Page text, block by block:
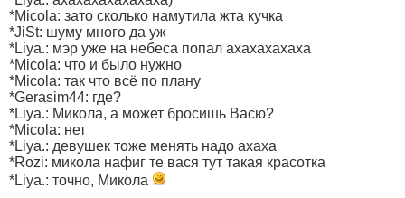
*Micola: зато сколько намутила жта кучка
*JiSt: шуму много да уж
*Liya.: мэр уже на небеса попал ахахахахаха
*Micola: что и было нужно
*Micola: так что всё по плану
*Gerasim44: где?
*Liya.: Микола, а может бросишь Васю?
*Micola: нет
*Liya.: девушек тоже менять надо ахаха
*Rozi: микола нафиг те вася тут такая красотка
*Liya.: точно, Микола